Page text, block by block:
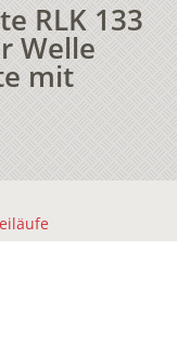
RLK 133
Welle
mit